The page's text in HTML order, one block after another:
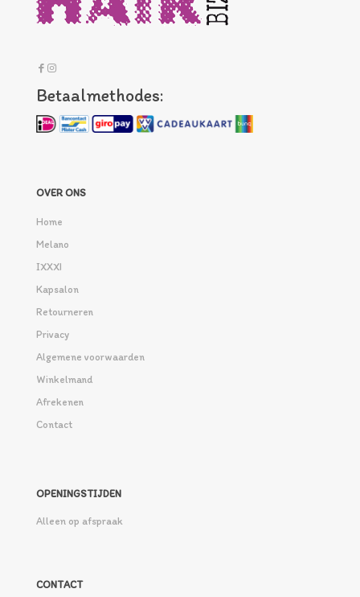
Betaalmethodes:
OVER ONS
Home
Melano
IXXXI
Kapsalon
Retourneren
Privacy
Algemene voorwaarden
Winkelmand
Afrekenen
Contact
OPENINGSTIJDEN
Alleen op afspraak
CONTACT